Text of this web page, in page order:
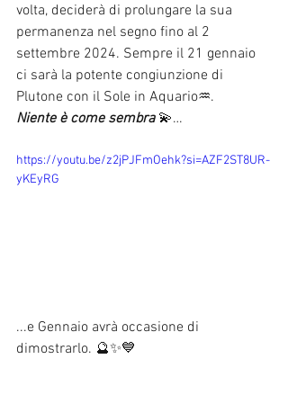
volta, deciderà di prolungare la sua
permanenza nel segno fino al 2
settembre 2024. Sempre il 21 gennaio
ci sarà la potente congiunzione di
Plutone con il Sole in Aquario♒.
Niente è come sembra 💫…
https://youtu.be/z2jPJFmOehk?si=AZF2ST8UR-
yKEyRG
...e Gennaio avrà occasione di
dimostrarlo. 🔮✨💙